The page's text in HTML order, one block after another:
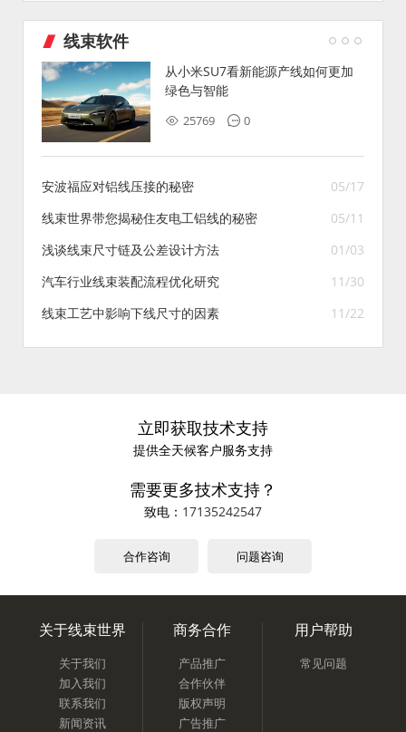
线束软件
从小米SU7看新能源产线如何更加
绿色与智能
25769 0
05/17
安波福应对铝线压接的秘密
05/11
线束世界带您揭秘住友电工铝线的秘密
01/03
浅谈线束尺寸链及公差设计方法
11/30
汽车行业线束装配流程优化研究
11/22
线束工艺中影响下线尺寸的因素
立即获取技术支持
提供全天候客户服务支持
需要更多技术支持？
致电： 17135242547
合作咨询 问题咨询
关于线束世界
关于我们
加入我们
联系我们
新闻资讯
商务合作
产品推广
合作伙伴
版权声明
广告推广
用户帮助
常见问题